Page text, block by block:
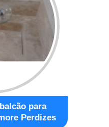
para
Perdizes